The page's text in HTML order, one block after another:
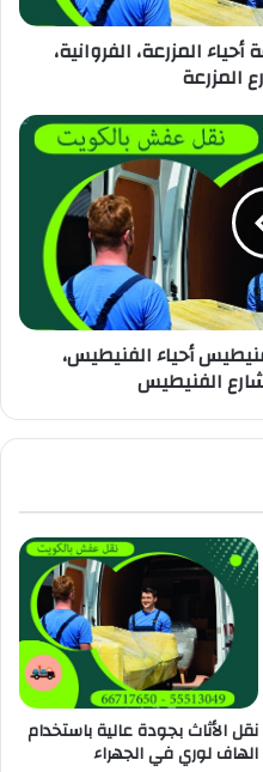
المزرعة، الفروانية،
المزرعة
أحياء الفنيطيس،
الفنيطيس
نقل الأثاث بجودة عالية باستخدام
الهاف لوري في الجهراء